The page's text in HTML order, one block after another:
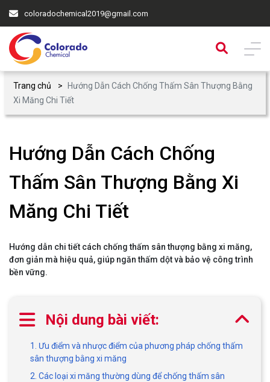
coloradochemical2019@gmail.com
Trang chủ
Hướng Dẫn Cách Chống Thấm Sân Thượng Bằng
Xi Măng Chi Tiết
Hướng Dẫn Cách Chống
Thấm Sân Thượng Bằng Xi
Măng Chi Tiết
Hướng dẫn chi tiết cách chống thấm sân thượng bằng xi măng,
đơn giản mà hiệu quả, giúp ngăn thấm dột và bảo vệ công trình
bền vững.
Nội dung bài viết:
1. Ưu điểm và nhược điểm của phương pháp chống thấm
sân thượng bằng xi măng
2. Các loại xi măng thường dùng để chống thấm sân